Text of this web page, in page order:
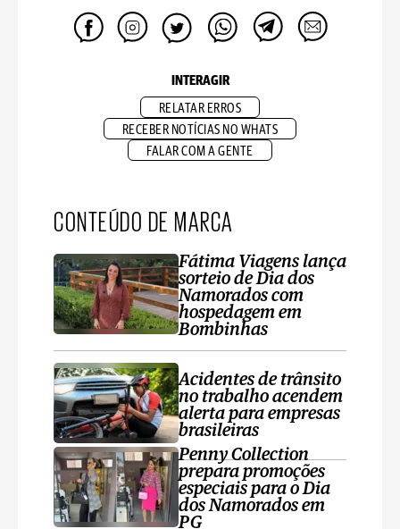
INTERAGIR
RELATAR ERROS
RECEBER NOTÍCIAS NO WHATS
FALAR COM A GENTE
CONTEÚDO DE MARCA
Fátima Viagens lança
sorteio de Dia dos
Namorados com
hospedagem em
Bombinhas
Acidentes de trânsito
no trabalho acendem
alerta para empresas
brasileiras
Penny Collection
prepara promoções
especiais para o Dia
dos Namorados em
PG